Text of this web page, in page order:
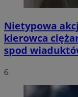
Nietypowa
kierowca
spod
6